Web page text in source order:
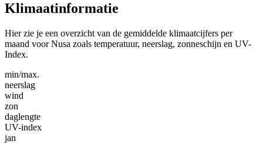
Klimaatinformatie
Hier zie je een overzicht van de gemiddelde klimaatcijfers per
maand voor Nusa zoals temperatuur, neerslag, zonneschijn en UV-
Index.
min/max.
neerslag
wind
zon
daglengte
UV-index
jan